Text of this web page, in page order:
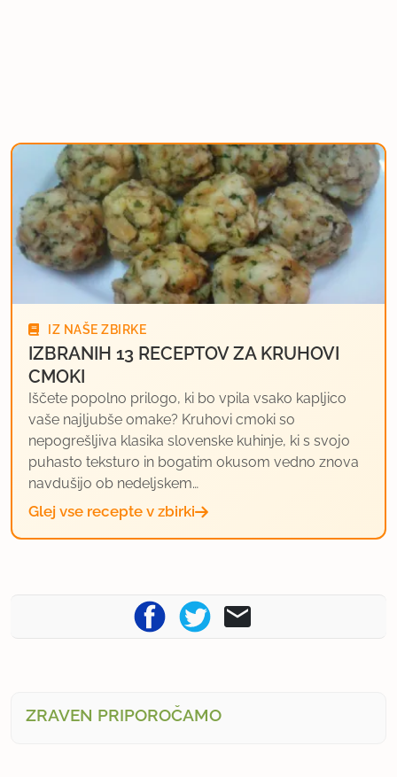
IZ NAŠE ZBIRKE
IZBRANIH 13 RECEPTOV ZA KRUHOVI
CMOKI
Iščete popolno prilogo, ki bo vpila vsako kapljico
vaše najljubše omake? Kruhovi cmoki so
nepogrešljiva klasika slovenske kuhinje, ki s svojo
puhasto teksturo in bogatim okusom vedno znova
navdušijo ob nedeljskem…
Glej vse recepte v zbirki
ZRAVEN PRIPOROČAMO